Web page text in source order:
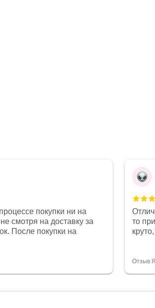
покупки ни на
смотря на доставку за
После покупки на
магазина
проблема была решена.
к клиенту после
то
Отзыв